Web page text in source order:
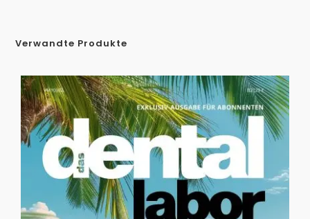
Verwandte Produkte